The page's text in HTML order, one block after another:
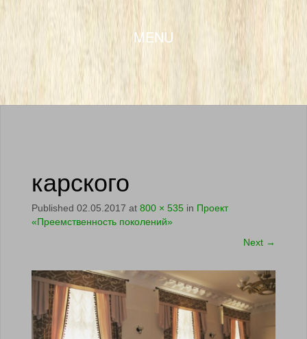
MENU
SKIP TO CONTENT
карского
Published 02.05.2017 at 800 × 535 in Проект
«Преемственность поколений»
Next →